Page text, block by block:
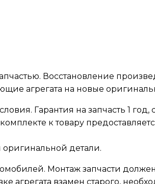
Восстановление
агрегата на новые
Гарантия на запчасть 1 год,
к товару
оригинальной детали.
Монтаж запчасти
агрегата взамен старого,